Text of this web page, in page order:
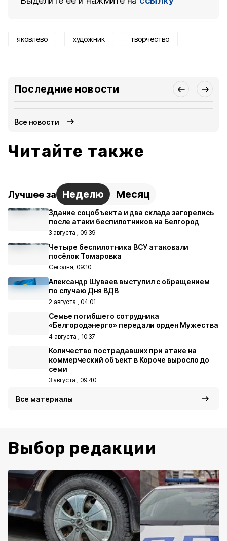
яковлево художник творчество
Последние новости
Все новости
Читайте также
Лучшее за Неделю Месяц
Здание соцобъекта и два склада загорелись
после атаки беспилотников на Белгород
3 августа , 09:39
Четыре беспилотника ВСУ атаковали
посёлок Томаровка
Сегодня, 09:10
Александр Шуваев выступил с обращением
по случаю Дня ВДВ
2 августа , 04:01
Семье погибшего сотрудника
«Белгородэнерго» передали орден Мужества
4 августа , 10:37
Количество пострадавших при атаке на
коммерческий объект в Короче выросло до
семи
3 августа , 09:40
Все материалы
Выбор редакции